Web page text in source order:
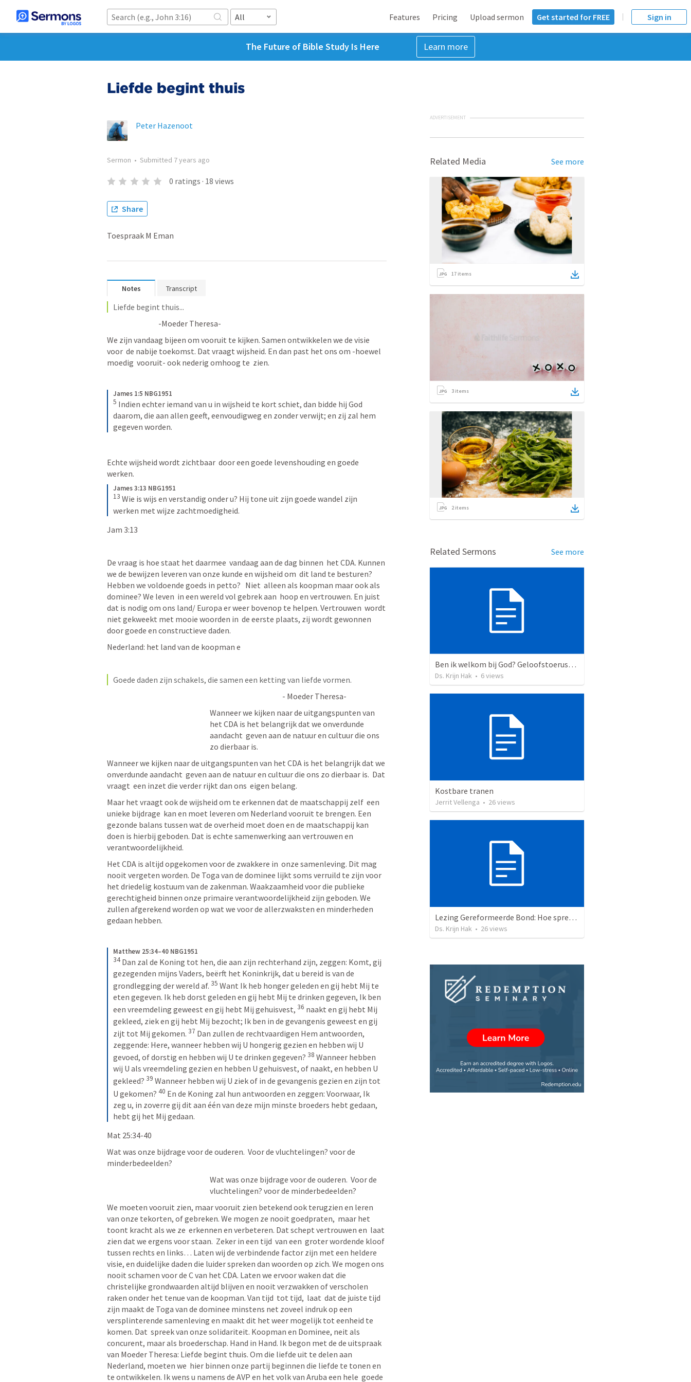
All Features Pricing Upload sermon Get started for FREE Sign in
The Future of Bible Study Is Here Learn more
Liefde begint thuis
Peter Hazenoot
Sermon • Submitted 7 years ago
0 ratings · 18 views
Share
Toespraak M Eman
Notes Transcript
Liefde begint thuis...
-Moeder Theresa-
We zijn vandaag bijeen om vooruit te kijken. Samen ontwikkelen we de visie
voor  de nabije toekomst. Dat vraagt wijsheid. En dan past het ons om -hoewel
moedig  vooruit- ook nederig omhoog te  zien.
James 1:5 NBG1951
5 Indien echter iemand van u in wijsheid te kort schiet, dan bidde hij God
daarom, die aan allen geeft, eenvoudigweg en zonder verwijt; en zij zal hem
gegeven worden.
Echte wijsheid wordt zichtbaar  door een goede levenshouding en goede
werken.
James 3:13 NBG1951
13 Wie is wijs en verstandig onder u? Hij tone uit zijn goede wandel zijn
werken met wijze zachtmoedigheid.
Jam 3:13
De vraag is hoe staat het daarmee  vandaag aan de dag binnen  het CDA. Kunnen
we de bewijzen leveren van onze kunde en wijsheid om  dit land te besturen?
Hebben we voldoende goeds in petto?   Niet  alleen als koopman maar ook als
dominee? We leven  in een wereld vol gebrek aan  hoop en vertrouwen. En juist
dat is nodig om ons land/ Europa er weer bovenop te helpen. Vertrouwen  wordt
niet gekweekt met mooie woorden in  de eerste plaats, zij wordt gewonnen
door goede en constructieve daden.
Nederland: het land van de koopman e
Goede daden zijn schakels, die samen een ketting van liefde vormen.
                                               - Moeder Theresa-
Wanneer we kijken naar de uitgangspunten van
het CDA is het belangrijk dat we onverdunde
aandacht  geven aan de natuur en cultuur die ons
zo dierbaar is.
Wanneer we kijken naar de uitgangspunten van het CDA is het belangrijk dat we
onverdunde aandacht  geven aan de natuur en cultuur die ons zo dierbaar is.  Dat
vraagt  een inzet die verder rijkt dan ons  eigen belang.
Maar het vraagt ook de wijsheid om te erkennen dat de maatschappij zelf  een
unieke bijdrage  kan en moet leveren om Nederland vooruit te brengen. Een
gezonde balans tussen wat de overheid moet doen en de maatschappij kan
doen is hierbij geboden. Dat is echte samenwerking aan vertrouwen en
verantwoordelijkheid.
Het CDA is altijd opgekomen voor de zwakkere in  onze samenleving. Dit mag
nooit vergeten worden. De Toga van de dominee lijkt soms verruild te zijn voor
het driedelig kostuum van de zakenman. Waakzaamheid voor die publieke
gerechtigheid binnen onze primaire verantwoordelijkheid zijn geboden. We
zullen afgerekend worden op wat we voor de allerzwaksten en minderheden
gedaan hebben.
Matthew 25:34–40 NBG1951
34 Dan zal de Koning tot hen, die aan zijn rechterhand zijn, zeggen: Komt, gij
gezegenden mijns Vaders, beërft het Koninkrijk, dat u bereid is van de
grondlegging der wereld af. 35 Want Ik heb honger geleden en gij hebt Mij te
eten gegeven. Ik heb dorst geleden en gij hebt Mij te drinken gegeven, Ik ben
een vreemdeling geweest en gij hebt Mij gehuisvest, 36 naakt en gij hebt Mij
gekleed, ziek en gij hebt Mij bezocht; Ik ben in de gevangenis geweest en gij
zijt tot Mij gekomen. 37 Dan zullen de rechtvaardigen Hem antwoorden,
zeggende: Here, wanneer hebben wij U hongerig gezien en hebben wij U
gevoed, of dorstig en hebben wij U te drinken gegeven? 38 Wanneer hebben
wij U als vreemdeling gezien en hebben U gehuisvest, of naakt, en hebben U
gekleed? 39 Wanneer hebben wij U ziek of in de gevangenis gezien en zijn tot
U gekomen? 40 En de Koning zal hun antwoorden en zeggen: Voorwaar, Ik
zeg u, in zoverre gij dit aan één van deze mijn minste broeders hebt gedaan,
hebt gij het Mij gedaan.
Mat 25:34-40
Wat was onze bijdrage voor de ouderen.  Voor de vluchtelingen? voor de
minderbedeelden?
Wat was onze bijdrage voor de ouderen.  Voor de
vluchtelingen? voor de minderbedeelden?
We moeten vooruit zien, maar vooruit zien betekend ook terugzien en leren
van onze tekorten, of gebreken. We mogen ze nooit goedpraten,  maar het
toont kracht als we ze  erkennen en verbeteren. Dat schept vertrouwen en  laat
zien dat we ergens voor staan.  Zeker in een tijd  van een  groter wordende kloof
tussen rechts en links… Laten wij de verbindende factor zijn met een heldere
visie, en duidelijke daden die luider spreken dan woorden op zich. We mogen ons
nooit schamen voor de C van het CDA. Laten we ervoor waken dat die
christelijke grondwaarden altijd blijven en nooit verzwakken of verscholen
raken onder het tenue van de koopman. Van tijd  tot tijd,  laat  dat de juiste tijd
zijn maakt de Toga van de dominee minstens net zoveel indruk op een
versplinterende samenleving en maakt dit het weer mogelijk tot eenheid te
komen. Dat  spreek van onze solidariteit. Koopman en Dominee, neit als
concurent, maar als broederschap. Hand in Hand. Ik begon met de de uitspraak
van Moeder Theresa: Liefde begint thuis. Om die liefde uit te delen aan
Nederland, moeten we  hier binnen onze partij beginnen die liefde te tonen en
te ontwikkelen. Ik wens u namens de AVP en het volk van Aruba een hele  goede
ADVERTISEMENT
Related Media See more
17 items
3 items
2items
Related Sermons See more
Ben ik welkom bij God? Geloofstoerusting Rijssen deel 1
Ds. Krijn Hak • 6views
Kostbare tranen
Jerrit Vellenga • 26views
Lezing Gereformeerde Bond: Hoe spreekt God in mijn leven?
Ds. Krijn Hak • 26views